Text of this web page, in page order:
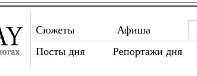
Сюжеты
Афиша
Посты дня
Репортажи дня